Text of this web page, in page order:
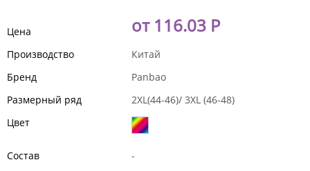
Цена от 116.03 Р
Производство
Китай
Бренд
Panbao
Размерный ряд
2XL(44-46)/ 3XL (46-48)
Цвет
Состав
-